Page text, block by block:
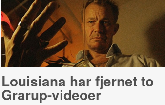
Louisiana har fjernet to
Grarup-videoer